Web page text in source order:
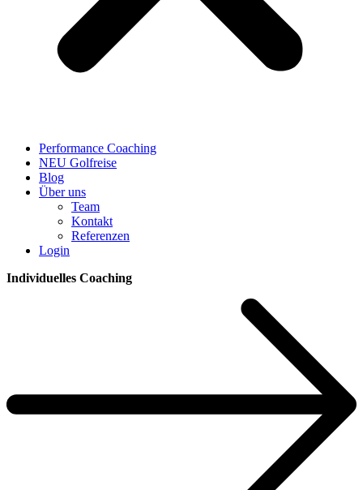
Performance Coaching
NEU Golfreise
Blog
Über uns
Team
Kontakt
Referenzen
Login
Individuelles Coaching